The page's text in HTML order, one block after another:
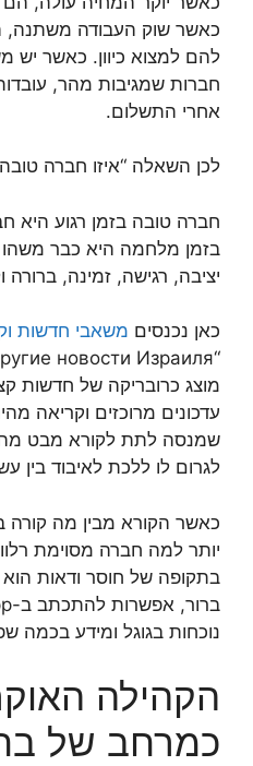
כאשר שוק העבודה משתנה,
להם למצוא כיוון. כאשר יש
חברות שמגיבות מהר,
אחרי התשלום.
לכן השאלה “איזו חברה
חברה טובה בזמן רגוע
בזמן מלחמה היא כבר משהו
יציבה, רגישה, זמינה, ברורה
כאן נכנסים משאבי חדשות
מוצג כרובריקה של חדשות
עדכונים מרוכזים וקריאה
שמנסה לתת לקורא מבט
לגרום לו ללכת לאיבוד בין
כאשר הקורא מבין מה קורה
יותר למה חברה מסוימת
בתקופה של חוסר ודאות
נוכחות בגוגל ומידע בכמה
הקהילה
כמרחב של